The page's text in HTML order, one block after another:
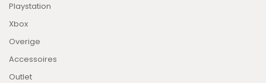
Playstation
Xbox
Overige
Accessoires
Outlet